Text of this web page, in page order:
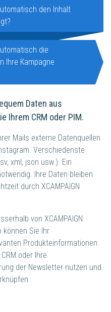
den Inhalt
die
Ihre Kampagne
Daten aus
Ihrem CRM oder PIM.
Mails externe Datenquellen
Verschiedenste
xml, json usw.). Ein
Ihre Daten bleiben
durch XCAMPAIGN
von XCAMPAIGN
können Sie Ihr
Produkteinformationen
oder Ihre
der Newsletter nutzen und